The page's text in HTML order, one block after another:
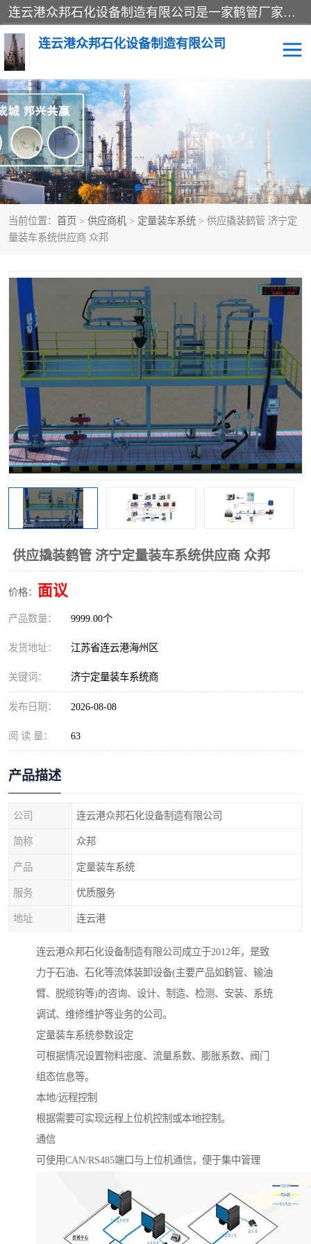
连云港众邦石化设备制造有限公司是一家鹤管厂家主营：鹤管、装车鹤管等，是致力于石油、石化等流体装卸设备(主要产品如鹤管、输油臂、脱缆钩等)的咨询、设计、制造、检测、安装指导、系统调试、维修维护等业务的公司。
连云港众邦石化设备制造有限公司
当前位置： 首页 > 供应商机 > 定量装车系统 > 供应撬装鹤管 济宁定
量装车系统供应商 众邦
供应撬装鹤管 济宁定量装车系统供应商 众邦
价格： 面议
产品数量： 9999.00个
发货地址： 江苏省连云港海州区
关键词： 济宁定量装车系统商
发布日期： 2026-08-08
阅 读 量： 63
产品描述
公司 连云港众邦石化设备制造有限公司
简称 众邦
产品 定量装车系统
服务 优质服务
地址 连云港
连云港众邦石化设备制造有限公司成立于2012年，是致
力于石油、石化等流体装卸设备(主要产品如鹤管、输油
臂、脱缆钩等)的咨询、设计、制造、检测、安装、系统
调试、维修维护等业务的公司。
定量装车系统参数设定
可根据情况设置物料密度、流量系数、膨胀系数、阀门
组态信息等。
本地/远程控制
根据需要可实现远程上位机控制或本地控制。
通信
可使用CAN/RS485端口与上位机通信，便于集中管理
鹤管 顶部装卸鹤管
底部装卸鹤管 LNG低温鹤管
液氨鹤管 液化气鹤管
鹤管配件 活动梯栈台
撬装系统设备